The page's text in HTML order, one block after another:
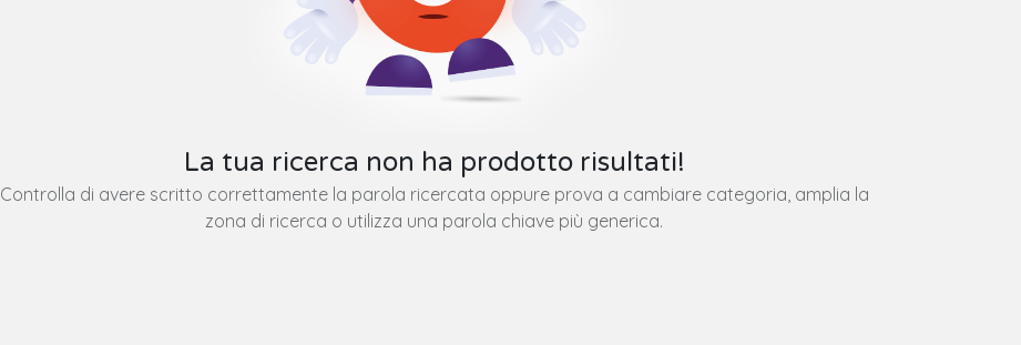
La tua ricerca non ha prodotto risultati!
Controlla di avere scritto correttamente la parola ricercata oppure prova a cambiare categoria, amplia la
zona di ricerca o utilizza una parola chiave più generica.